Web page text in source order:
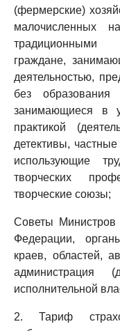
(фермерские)
малочисленных
традиционными
граждане,
деятельностью,
без образования
занимающиеся в
практикой
детективы,
использующие
творческих
творческие союзы;
Советы Министров
Федерации,
краев, областей,
администрация
исполнительной
2. Тариф